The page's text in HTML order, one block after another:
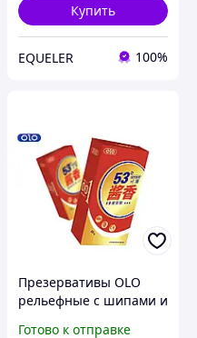
Купить
EQUELER 100%
Презервативы OLO
рельефные с шипами и
Готово к отправке